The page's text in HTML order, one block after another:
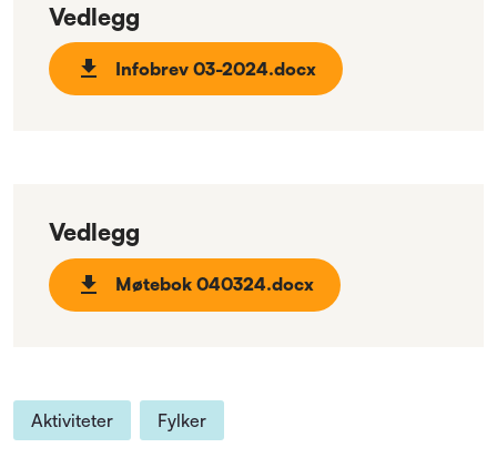
Vedlegg
Infobrev 03-2024.docx
Vedlegg
Møtebok 040324.docx
Aktiviteter Fylker